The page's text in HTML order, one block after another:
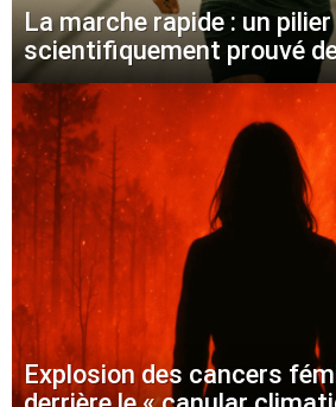
La marche rapide : un pilier
scientifiquement prouvé
Explosion des cancers